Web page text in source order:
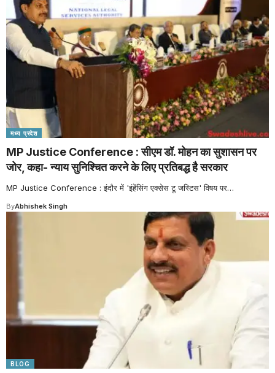
मध्य प्रदेश
MP Justice Conference : सीएम डॉ. मोहन का सुशासन पर
जोर, कहा- न्याय सुनिश्चित करने के लिए प्रतिबद्ध है सरकार
MP Justice Conference : इंदौर में 'इंहेंसिंग एक्सेस टू जस्टिस' विषय पर…
ByAbhishek Singh
BLOG